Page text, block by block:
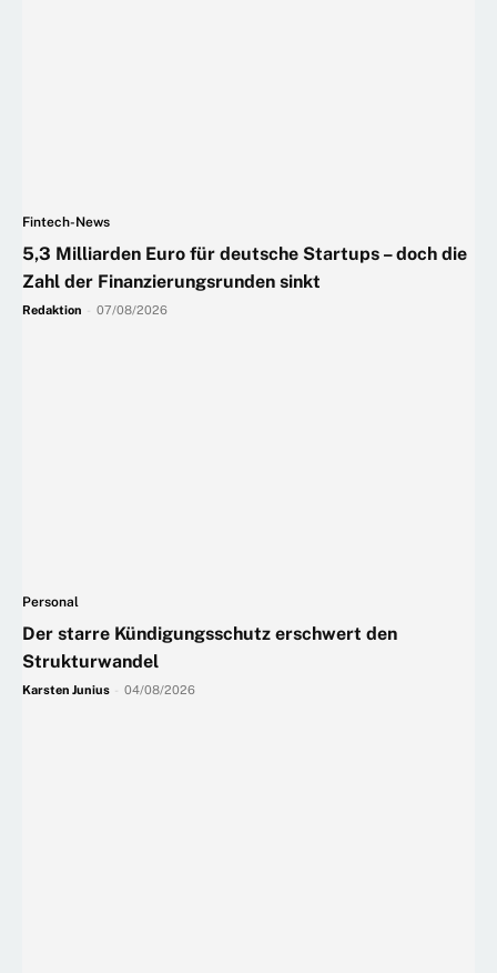
Fintech-News
5,3 Milliarden Euro für deutsche Startups – doch die
Zahl der Finanzierungsrunden sinkt
Redaktion 07/08/2026
Personal
Der starre Kündigungsschutz erschwert den
Strukturwandel
Karsten Junius 04/08/2026